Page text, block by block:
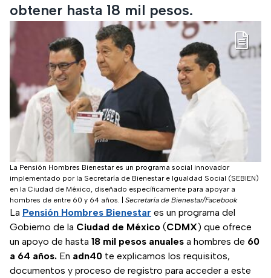
obtener hasta 18 mil pesos.
La Pensión Hombres Bienestar es un programa social innovador
implementado por la Secretaría de Bienestar e Igualdad Social (SEBIEN)
en la Ciudad de México, diseñado específicamente para apoyar a
hombres de entre 60 y 64 años.
Secretaría de Bienestar/Facebook
La Pensión Hombres Bienestar es un programa del
Gobierno de la Ciudad de México (CDMX) que ofrece
un apoyo de hasta 18 mil pesos anuales a hombres de 60
a 64 años. En adn40 te explicamos los requisitos,
documentos y proceso de registro para acceder a este